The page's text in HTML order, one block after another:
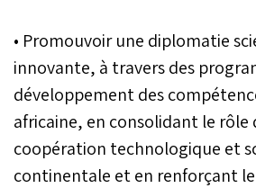
• Promouvoir une diplomatie
innovante, à travers des
développement des
africaine, en consolidant le rôle
coopération technologique et
continentale et en renforçant